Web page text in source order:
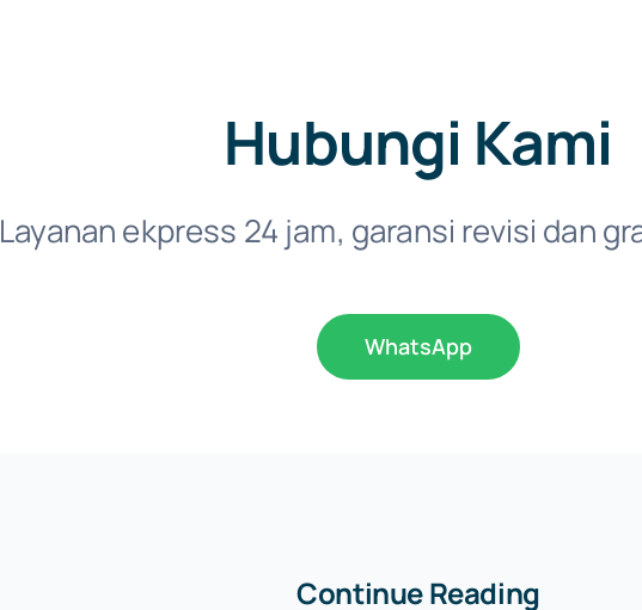
Hubungi Kami
Layanan ekpress 24 jam, garansi revisi dan
WhatsApp
Continue Reading